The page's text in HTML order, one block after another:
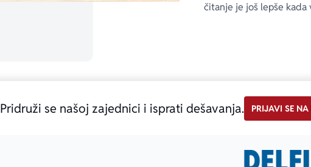
čitanje je još lepše kada
Pridruži se našoj zajednici i isprati dešavanja. PRIJAVI SE NA